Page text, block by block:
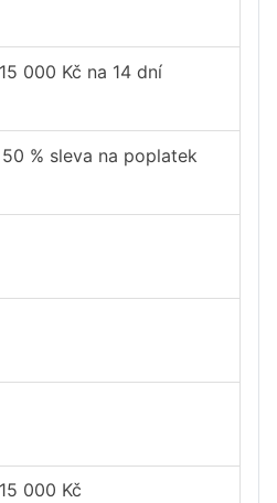
000 Kč na 14 dní
50 % sleva na poplatek
000 Kč